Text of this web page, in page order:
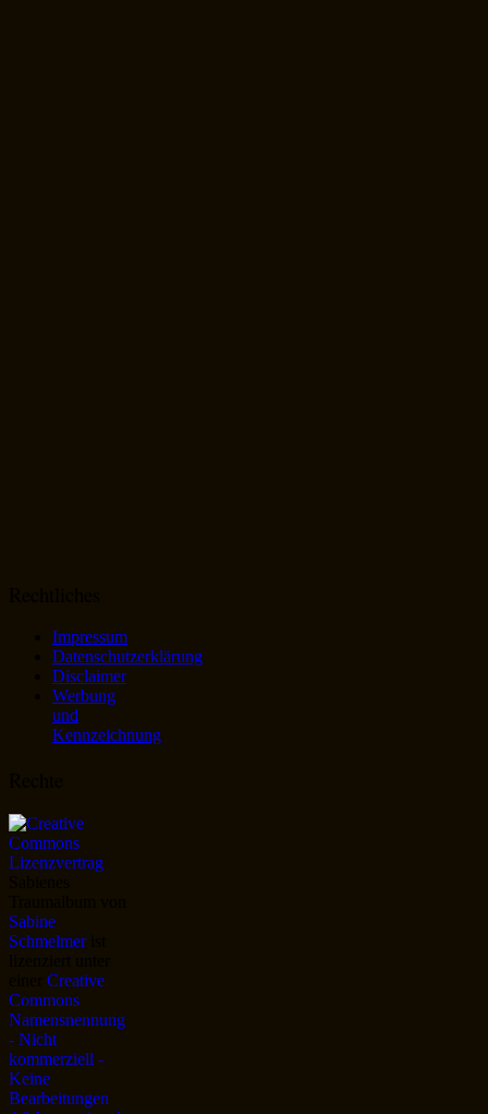
Impressum
Datenschutzerklärung
Disclaimer
Werbung
und
Kennzeichnung
Sabine
Schmelmerist
Creative
Commons
Namensnennung
- Nicht
kommerziell -
Keine
Bearbeitungen